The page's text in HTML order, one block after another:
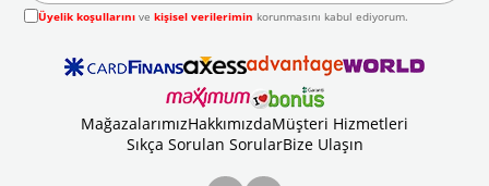
Üyelik koşullarını vekişisel verilerimin korunmasını kabul ediyorum.
MağazalarımızHakkımızdaMüşteri Hizmetleri
Sıkça Sorulan SorularBize Ulaşın